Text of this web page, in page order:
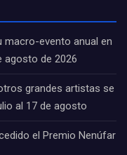
macro-evento anual en
agosto de 2026
grandes artistas se
al 17 de agosto
el Premio Nenúfar